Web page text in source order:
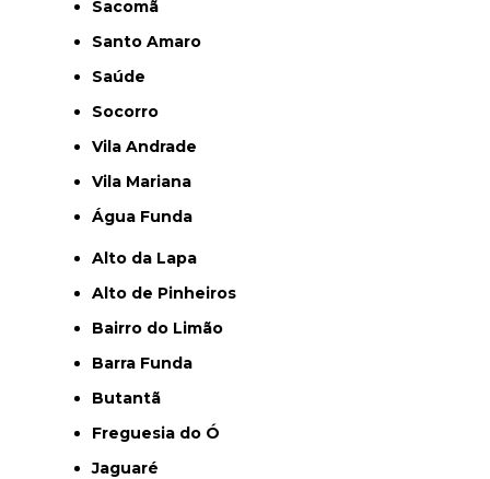
Sacomã
Santo Amaro
Saúde
Socorro
Vila Andrade
Vila Mariana
Água Funda
Alto da Lapa
Alto de Pinheiros
Bairro do Limão
Barra Funda
Butantã
Freguesia do Ó
Jaguaré